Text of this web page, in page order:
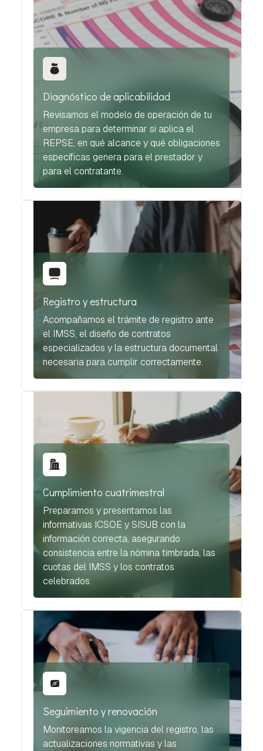
Diagnóstico de aplicabilidad
Revisamos el modelo de operación de tu
empresa para determinar si aplica el
REPSE, en qué alcance y qué obligaciones
específicas genera para el prestador y
para el contratante.
Registro y estructura
Acompañamos el trámite de registro ante
el IMSS, el diseño de contratos
especializados y la estructura documental
necesaria para cumplir correctamente.
Cumplimiento cuatrimestral
Preparamos y presentamos las
informativas ICSOE y SISUB con la
información correcta, asegurando
consistencia entre la nómina timbrada, las
cuotas del IMSS y los contratos
celebrados.
Seguimiento y renovación
Monitoreamos la vigencia del registro, las
actualizaciones normativas y las